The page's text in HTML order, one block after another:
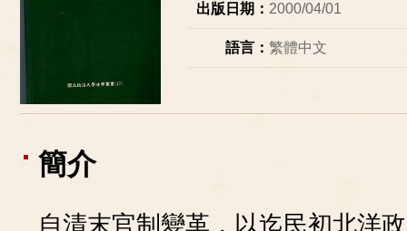
出版日期： 2000/04/01
語言：繁體中文
簡介
自清末官制變革，以迄民初北洋